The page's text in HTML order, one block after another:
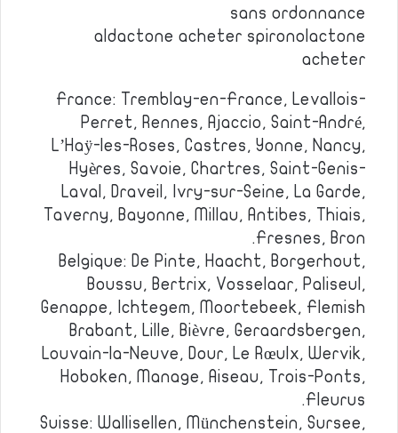
sans ordonnance
aldactone acheter spironolactone
acheter
France: Tremblay-en-France, Levallois-
Perret, Rennes, Ajaccio, Saint-André,
L’Haÿ-les-Roses, Castres, Yonne, Nancy,
Hyères, Savoie, Chartres, Saint-Genis-
Laval, Draveil, Ivry-sur-Seine, La Garde,
Taverny, Bayonne, Millau, Antibes, Thiais,
Fresnes, Bron.
Belgique: De Pinte, Haacht, Borgerhout,
Boussu, Bertrix, Vosselaar, Paliseul,
Genappe, Ichtegem, Moortebeek, Flemish
Brabant, Lille, Bièvre, Geraardsbergen,
Louvain-la-Neuve, Dour, Le Rœulx, Wervik,
Hoboken, Manage, Aiseau, Trois-Ponts,
Fleurus.
Suisse: Wallisellen, Münchenstein, Sursee,